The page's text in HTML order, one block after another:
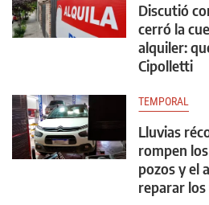
Discutió
cerró la
alquiler:
Cipolletti
TEMPORAL
Lluvias
rompen
pozos y el
reparar